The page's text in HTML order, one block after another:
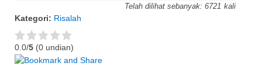
Telah dilihat sebanyak: 6721
Kategori: Risalah
0.0/5 (0 undian)